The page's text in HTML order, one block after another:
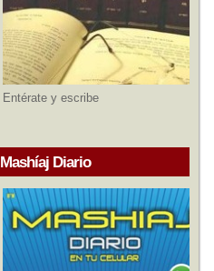
Entérate y escribe
Mashíaj Diario